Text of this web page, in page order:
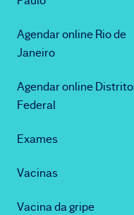
Agendar online Rio de
Janeiro
Agendar online Distrito
Federal
Exames
Vacinas
Vacina da gripe